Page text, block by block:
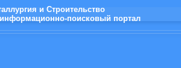
и Строительство
поисковый портал